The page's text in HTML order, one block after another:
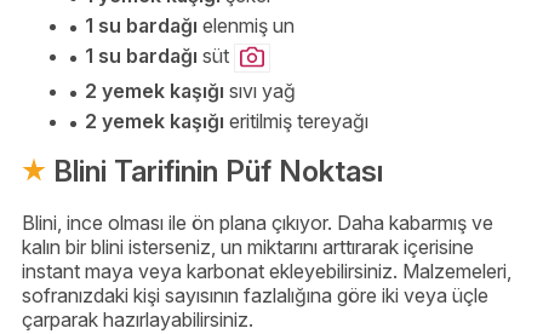
1 su bardağı elenmiş un
1 su bardağı süt
2 yemek kaşığı sıvı yağ
2 yemek kaşığı eritilmiş tereyağı
Blini Tarifinin Püf Noktası
Blini, ince olması ile ön plana çıkıyor. Daha kabarmış ve
kalın bir blini isterseniz, un miktarını arttırarak içerisine
instant maya veya karbonat ekleyebilirsiniz. Malzemeleri,
sofranızdaki kişi sayısının fazlalığına göre iki veya üçle
çarparak hazırlayabilirsiniz.